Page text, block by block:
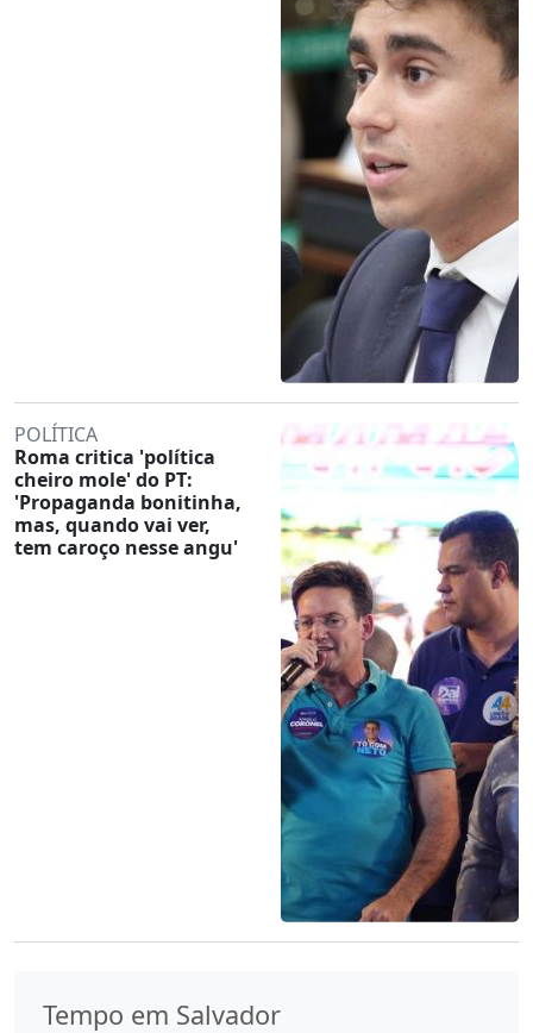
POLÍTICA
Roma critica 'política
cheiro mole' do PT:
'Propaganda bonitinha,
mas, quando vai ver,
tem caroço nesse angu'
Tempo em Salvador